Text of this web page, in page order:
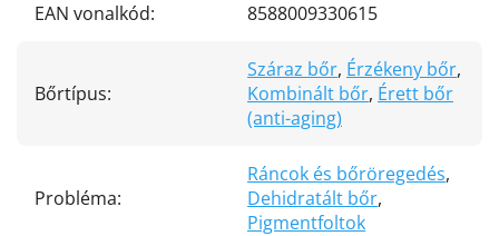
EAN vonalkód: 8588009330615
Bőrtípus:
Száraz bőr, Érzékeny bőr,
Kombinált bőr, Érett bőr
(anti-aging)
Probléma:
Ráncok és bőröregedés,
Dehidratált bőr,
Pigmentfoltok